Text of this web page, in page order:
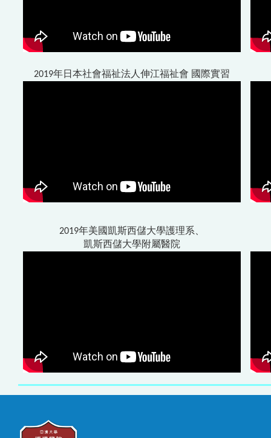
2019年日本社會福祉法人伸江福祉會 國際實習
2019年美國凱斯西儲大學護理系、
凱斯西儲大學附屬醫院